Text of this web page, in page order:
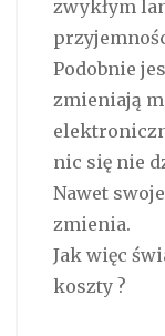
zwykłym
Podobnie
zmieniają
nic się nie
Nawet
zmienia.
Jak więc
koszty ?